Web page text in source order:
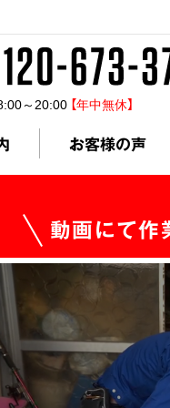
～20:00 【年中無休】
お客様の声
動画にて作